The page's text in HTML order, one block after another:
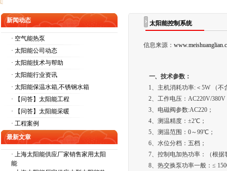
新闻动态
· 空气能热泵
· 太阳能公司动态
· 太阳能技术与帮助
· 太阳能行业资讯
· 太阳能保温水箱,不锈钢水箱
· 【问答】太阳能工程
· 【问答】太阳能采暖
· 工程案例
最新文章
· 上海太阳能供应厂家销售家用太阳
能
太阳能控制系统
信息来源：
一、技术参数：
1、主机消耗功率:＜5W （
2、工作电压：AC220V/380V
3、电磁阀参数:AC220；
4、测温精度：±2℃；
5、测温范围：0～99℃；
6、水位分档：五档；
7、控制电加热功率：（根据
8、热交换泵功率一般：≤